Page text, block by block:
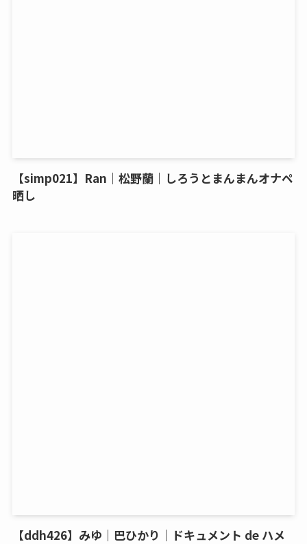
【simp021】Ran｜松野蘭｜しろうとまんまんオナペ
晒し
【ddh426】みゆ｜巴ひかり｜ドキュメント de ハメ